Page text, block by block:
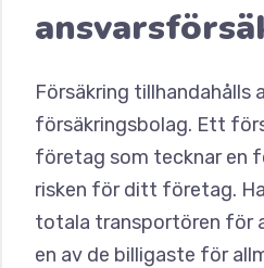
Försäkring tillhandahålls
försäkringsbolag. Ett
företag som tecknar en
risken för ditt företag.
totala transportören för
en av de billigaste för